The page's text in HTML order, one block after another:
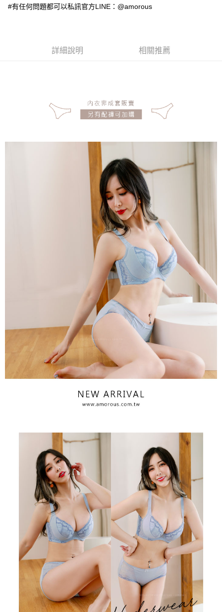
付款後全家取貨
每筆NT$70，滿NT$699(含以上)免運費
#有任何問題都可以私訊官方LINE：@amorous
詳細說明 相關推薦